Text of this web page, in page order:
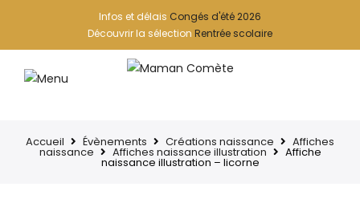
Infos et délais Congés d'été 2026
Découvrir la sélection Rentrée scolaire
Accueil Évènements Créations naissance Affiches
naissance Affiches naissance illustration Affiche
naissance illustration – licorne